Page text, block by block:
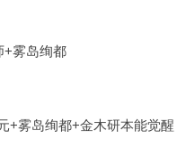
+雾岛绚都
+雾岛绚都+金木研本能觉醒